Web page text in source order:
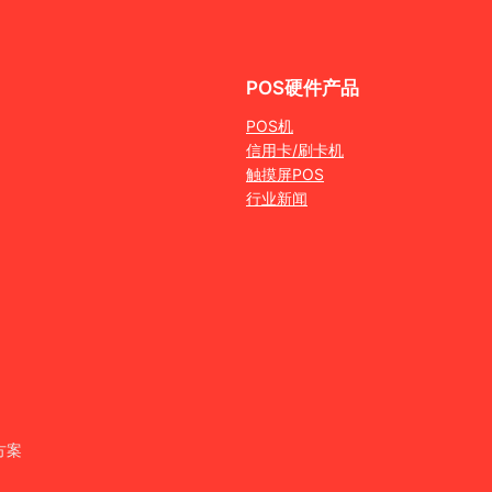
POS硬件产品
POS机
信用卡/刷卡机
触摸屏POS
行业新闻
案